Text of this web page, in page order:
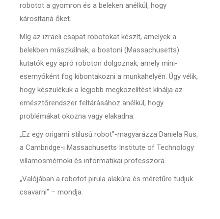
robotot a gyomron és a beleken anélkül, hogy
károsítaná őket.
Míg az izraeli csapat robotokat készít, amelyek a
belekben mászkálnak, a bostoni (Massachusetts)
kutatók egy apró roboton dolgoznak, amely mini-
esernyőként fog kibontakozni a munkahelyén. Úgy vélik,
hogy készülékük a legjobb megközelítést kínálja az
emésztőrendszer feltárásához anélkül, hogy
problémákat okozna vagy elakadna.
„Ez egy origami stílusú robot”-magyarázza Daniela Rus,
a Cambridge-i Massachusetts Institute of Technology
villamosmérnöki és informatikai professzora.
„Valójában a robotot pirula alakúra és méretűre tudjuk
csavarni” – mondja.